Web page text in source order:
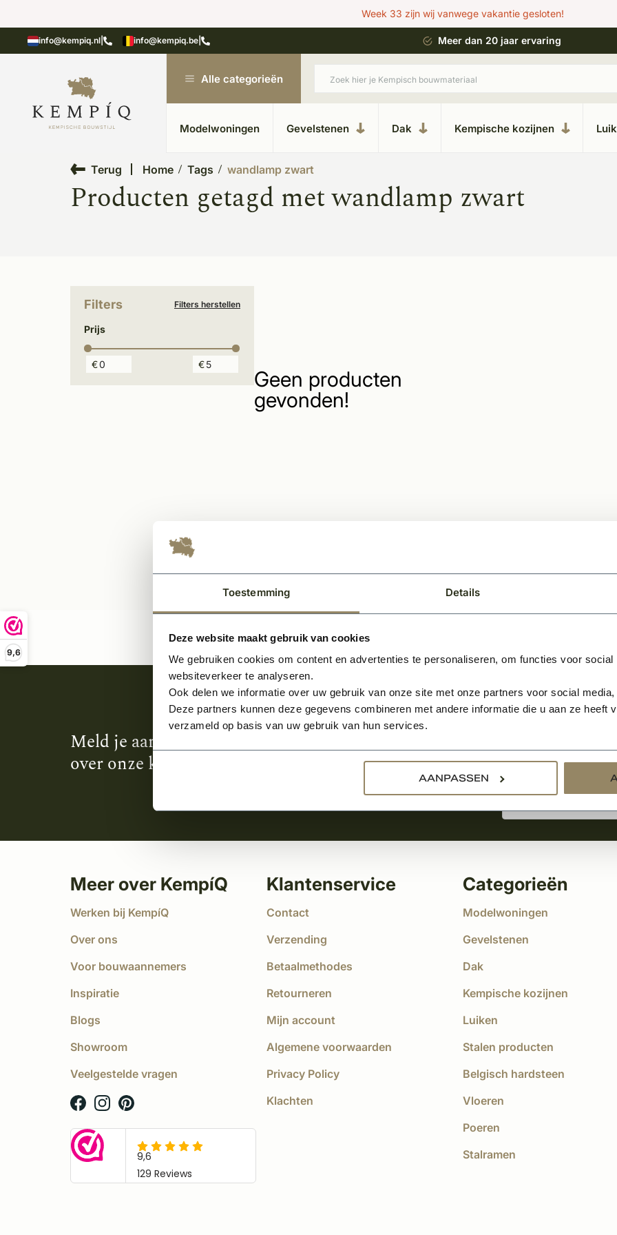
Toestemming Details
Deze website maakt gebruik van cookies
We gebruiken cookies om content en advertenties te personaliseren, om functies voor
websiteverkeer te analyseren.
Ook delen we informatie over uw gebruik van onze site met onze partners voor social
Deze partners kunnen deze gegevens combineren met andere informatie die u aan ze heeft
verzameld op basis van uw gebruik van hun services.
AANPASSEN
9,6
Week 33 zijn wij vanwege vakantie gesloten!
info@kempiq.nl info@kempiq.be
in Kesteren Unieke materialen in kempische bouwstijl Meer dan 20 jaar ervaring
Alle categorieën
Modelwoningen Gevelstenen Dak Kempische kozijnen
Terug Home Tags wandlamp zwart
Producten getagd met wandlamp zwart
Filters Filters herstellen
Prijs
€ €
Geen producten
gevonden!
Meld je aan en ontvang het laatste nieuws
over onze kempische bouwstijl!
Aanmelden voor de
Meer over KempíQ
Werken bij KempíQ
Over ons
Voor bouwaannemers
Inspiratie
Blogs
Showroom
Veelgestelde vragen
Klantenservice
Contact
Verzending
Betaalmethodes
Retourneren
Mijn account
Algemene voorwaarden
Privacy Policy
Klachten
Categorieën
Modelwoningen
Gevelstenen
Dak
Kempische kozijnen
Luiken
Stalen producten
Belgisch hardsteen
Vloeren
Poeren
Stalramen